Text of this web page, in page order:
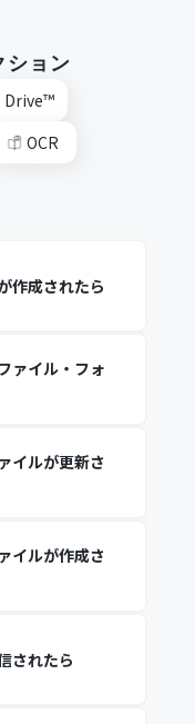
ション
Drive™
OCR
作成されたら
ァイル・フォ
イルが更新さ
イルが作成さ
されたら